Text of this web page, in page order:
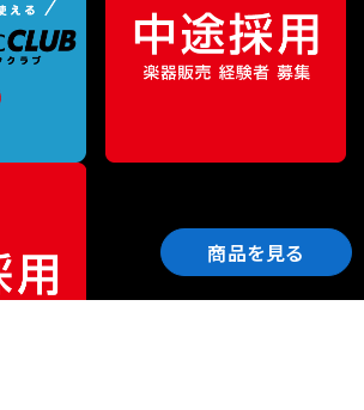
商品を見る